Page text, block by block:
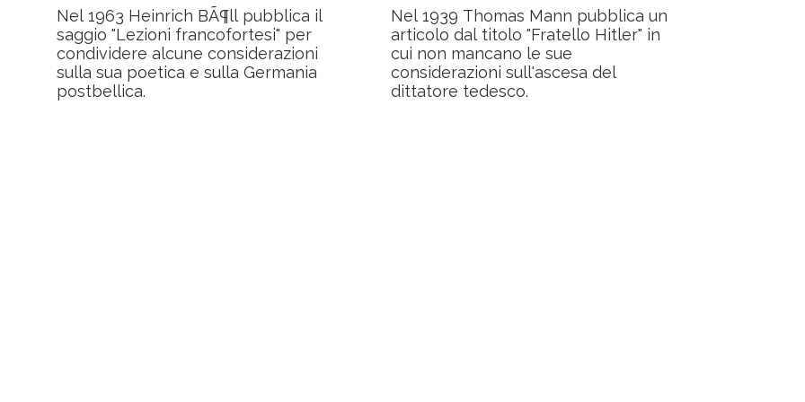
Nel 1963 Heinrich BÃ¶ll pubblica il
saggio "Lezioni francofortesi" per
condividere alcune considerazioni
sulla sua poetica e sulla Germania
postbellica.
Nel 1939 Thomas Mann pubblica un
articolo dal titolo "Fratello Hitler" in
cui non mancano le sue
considerazioni sull'ascesa del
dittatore tedesco.